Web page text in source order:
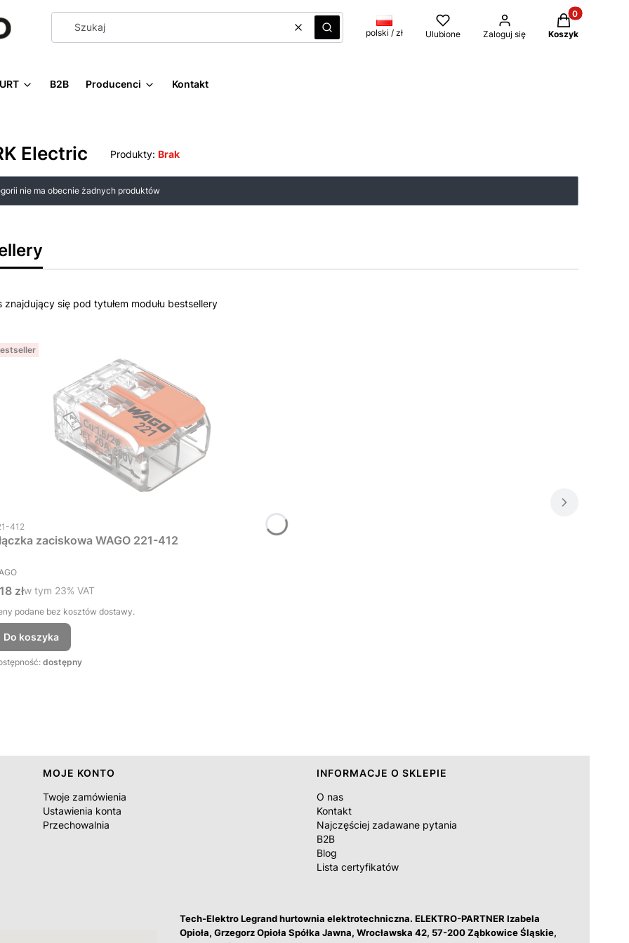
WyczyśćSzukaj polski / zł Ulubione Zaloguj się
Produkty w
Koszyk
B2B Producenci Kontakt
Electric Produkty: Brak
nie ma obecnie żadnych produktów
znajdujący się pod tytułem modułu bestsellery
produktu
412
zaciskowa WAGO 221-412
brutto
złw tym %s VAT
w tym 23% VAT
podane bez kosztów dostawy.
Do koszyka
dostępny
MOJE KONTO
Twoje zamówienia
Ustawienia konta
Przechowalnia
INFORMACJE O SKLEPIE
O nas
Kontakt
Najczęściej zadawane pytania
B2B
Blog
Lista certyfikatów
Tech-Elektro Legrand hurtownia elektrotechniczna. ELEKTRO-PARTNER Izabela
Opioła, Grzegorz Opioła Spółka Jawna, Wrocławska 42, 57-200 Ząbkowice Śląskie,